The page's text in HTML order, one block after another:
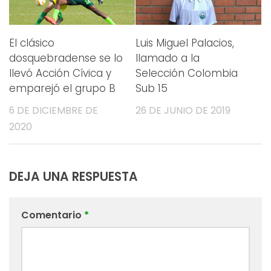
El clásico
dosquebradense se lo
llevó Acción Cívica y
emparejó el grupo B
6 DE DICIEMBRE DE
2020
Luis Miguel Palacios,
llamado a la
Selección Colombia
Sub 15
26 DE JUNIO DE 2019
DEJA UNA RESPUESTA
Comentario *